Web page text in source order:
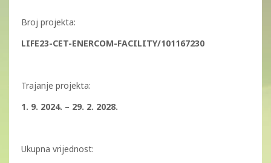
Broj projekta:
LIFE23-CET-ENERCOM-FACILITY/101167230
Trajanje projekta:
1. 9. 2024. – 29. 2. 2028.
Ukupna vrijednost: